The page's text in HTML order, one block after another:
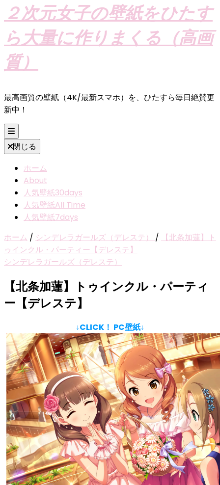
２次元女子の壁紙をひたす
ら大量に作りまくる（高画
質）
最高画質の壁紙（4K/最新スマホ）を、ひたすら毎日絶賛更
新中！
閉じる
ホーム
About
人気壁紙30days
人気壁紙All Time
人気壁紙7days
ホーム / シンデレラガールズ（デレステ） /
【北条加蓮】ト
ゥインクル・パーティー【デレステ】
シンデレラガールズ（デレステ）
【北条加蓮】トゥインクル・パーティ
ー【デレステ】
↓CLICK！ PC壁紙↓